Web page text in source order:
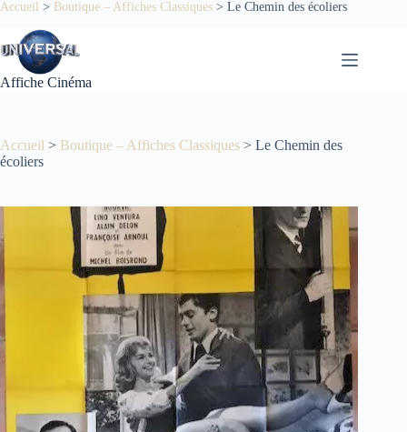
Passer
contenu
Accueil > Boutique – Affiches Classiques > Le Chemin des écoliers
Affiche Cinéma
Accueil > Boutique – Affiches Classiques > Le Chemin des
écoliers